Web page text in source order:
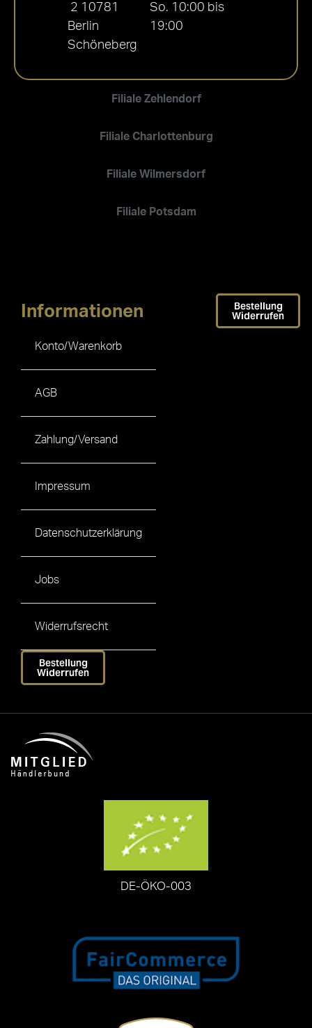
Filiale Zehlendorf
Filiale Charlottenburg
Filiale Wilmersdorf
Filiale Potsdam
2 10781
Berlin
Schöneberg
So. 10:00 bis
19:00
Informationen
Konto/Warenkorb
AGB
Zahlung/Versand
Impressum
Datenschutzerklärung
Jobs
Widerrufsrecht
Bestellung
Widerrufen
Bestellung
Widerrufen
DE-ÖKO-003